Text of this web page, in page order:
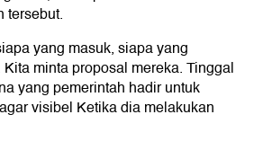
tersebut.
yang masuk, siapa yang
minta proposal mereka. Tinggal
yang pemerintah hadir untuk
visibel Ketika dia melakukan